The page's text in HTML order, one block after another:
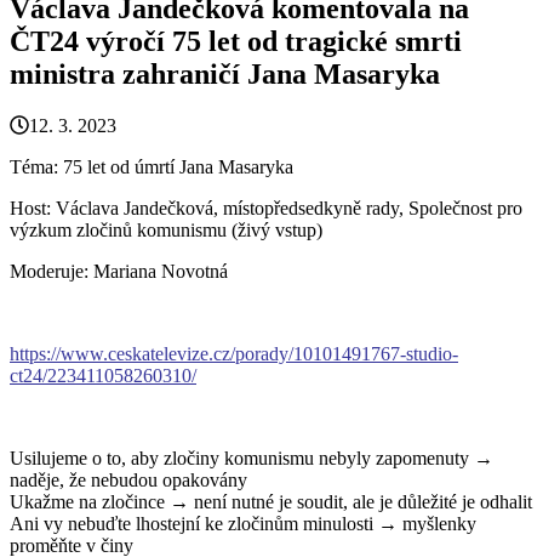
Václava Jandečková komentovala na
ČT24 výročí 75 let od tragické smrti
ministra zahraničí Jana Masaryka
12. 3. 2023
Téma: 75 let od úmrtí Jana Masaryka
Host: Václava Jandečková, místopředsedkyně rady, Společnost pro
výzkum zločinů komunismu (živý vstup)
Moderuje: Mariana Novotná
https://www.ceskatelevize.cz/porady/10101491767-studio-
ct24/223411058260310/
Usilujeme o to, aby zločiny komunismu nebyly zapomenuty →
naděje, že nebudou opakovány
Ukažme na zločince → není nutné je soudit, ale je důležité je odhalit
Ani vy nebuďte lhostejní ke zločinům minulosti → myšlenky
proměňte v činy